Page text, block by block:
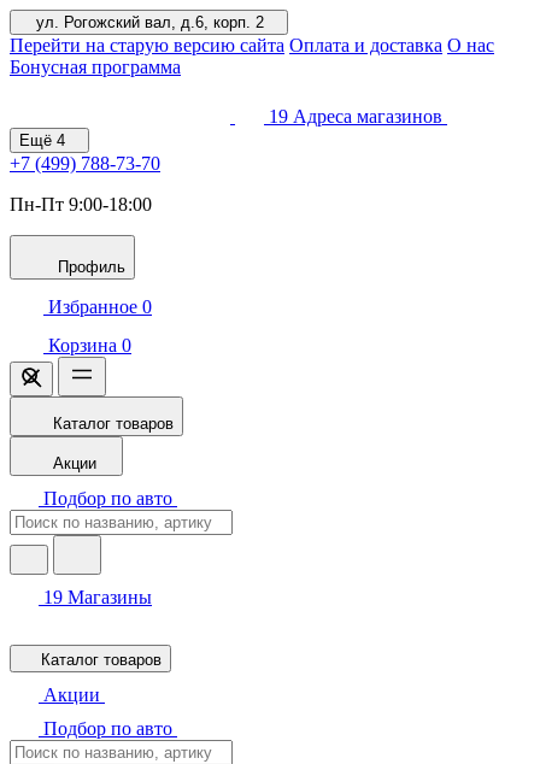
ул. Рогожский вал, д.6, корп. 2
Перейти на старую версию сайта Оплата и доставка О нас
Бонусная программа
19 Адреса магазинов
Ещё 4
+7 (499) 788-73-70
Пн-Пт 9:00-18:00
Профиль
Избранное 0
Корзина 0
Каталог товаров
Акции
Подбор по авто
19 Магазины
Каталог товаров
Акции
Подбор по авто